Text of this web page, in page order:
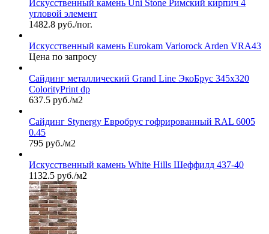
Искусственный камень Uni Stone Римский кирпич 4
угловой элемент
1482.8 руб./пог.
Искусственный камень Eurokam Variorock Arden VRA43
Цена по запросу
Сайдинг металлический Grand Line ЭкоБрус 345х320
ColorityPrint dp
637.5 руб./м2
Сайдинг Stynergy Евробрус гофрированный RAL 6005
0.45
795 руб./м2
Искусственный камень White Hills Шеффилд 437-40
1132.5 руб./м2